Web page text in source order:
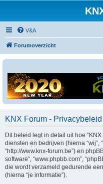
V&A
Forumoverzicht
KNX Forum - Privacybeleid
Dit beleid legt in detail uit hoe
diensten en bedrijven (hierna “wij”,
“http://www.knx-forum.be”) en
software”, “www.phpbb.com”,
die wordt verzameld gedurende
(hierna “je informatie”).